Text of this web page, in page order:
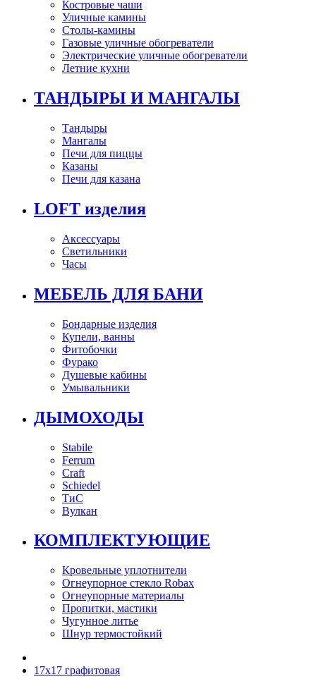
Костровые чаши
Уличные камины
Столы-камины
Газовые уличные обогреватели
Электрические уличные обогреватели
Летние кухни
ТАНДЫРЫ И МАНГАЛЫ
Тандыры
Мангалы
Печи для пиццы
Казаны
Печи для казана
LOFT изделия
Аксессуары
Светильники
Часы
МЕБЕЛЬ ДЛЯ БАНИ
Бондарные изделия
Купели, ванны
Фитобочки
Фурако
Душевые кабины
Умывальники
ДЫМОХОДЫ
Stabile
Ferrum
Craft
Schiedel
ТиС
Вулкан
КОМПЛЕКТУЮЩИЕ
Кровельные уплотнители
Огнеупорное стекло Robax
Огнеупорные материалы
Пропитки, мастики
Чугунное литье
Шнур термостойкий
17х17 графитовая